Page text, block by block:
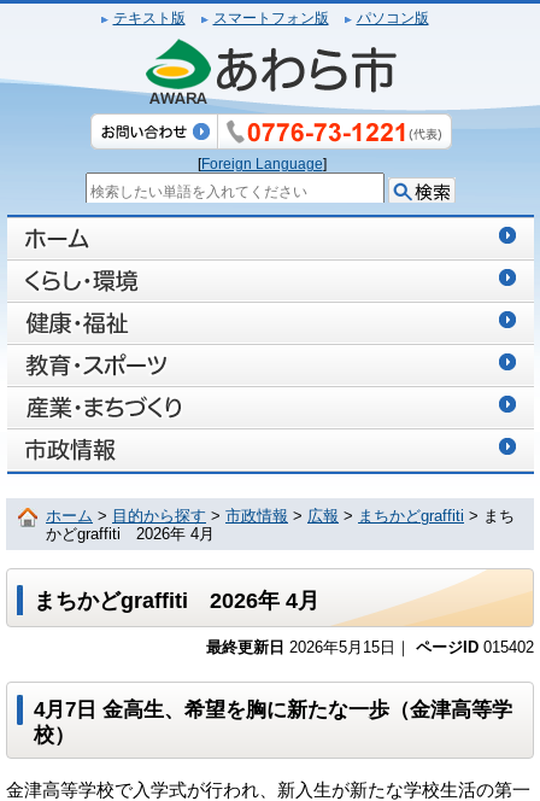
テキスト版 スマートフォン版 パソコン版
[Foreign Language]
ホーム > 目的から探す > 市政情報 > 広報 > まちかどgraffiti > まち
かどgraffiti 2026年 4月
まちかどgraffiti 2026年 4月
最終更新日 2026年5月15日｜ ページID 015402
4月7日 金高生、希望を胸に新たな一歩（金津高等学
校）
金津高等学校で入学式が行われ、新入生が新たな学校生活の第一